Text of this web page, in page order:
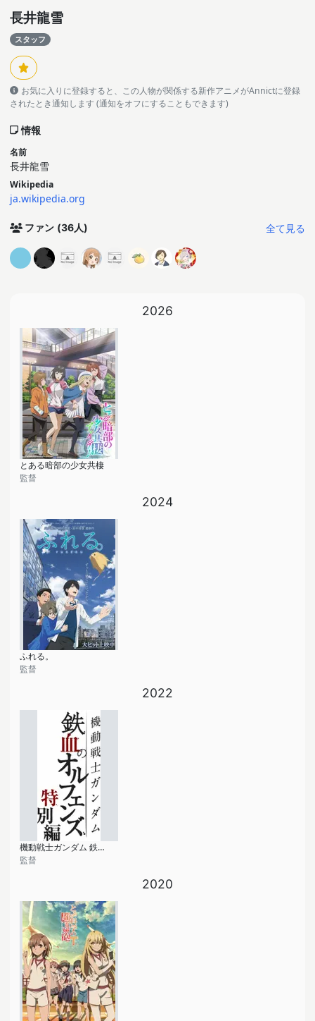
長井龍雪
スタッフ
お気に入りに登録すると、この人物が関係する新作アニメがAnnictに登録
されたとき通知します (通知をオフにすることもできます)
情報
名前
長井龍雪
Wikipedia
ja.wikipedia.org
ファン (36人) 全て見る
2026
とある暗部の少女共棲
監督
2024
ふれる。
監督
2022
機動戦士ガンダム 鉄血のオルフェンズ 特別編
監督
2020